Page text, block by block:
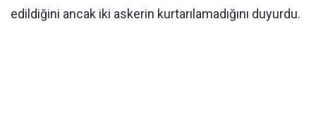
edildiğini ancak iki askerin kurtarılamadığını duyurdu.